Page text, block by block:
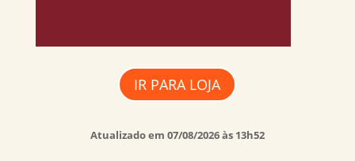
IR PARA LOJA
Atualizado em 07/08/2026 às 13h52